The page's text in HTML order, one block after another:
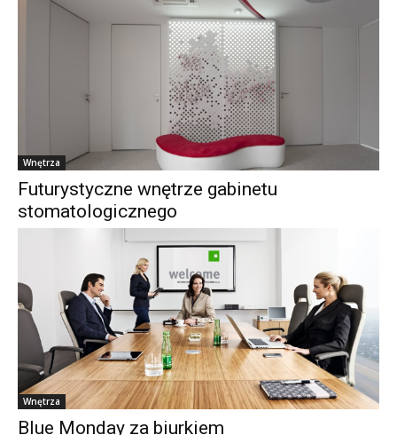
Wnętrza
Futurystyczne wnętrze gabinetu
stomatologicznego
Wnętrza
Blue Monday za biurkiem